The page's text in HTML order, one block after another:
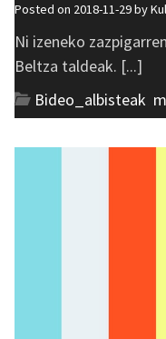
Posted on 2018-11-29 by
Ni izeneko
Beltza taldeak. [...]
Bideo_albisteak